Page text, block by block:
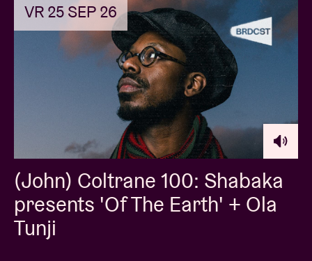
VR 25 SEP 26
(John) Coltrane 100: Shabaka
presents 'Of The Earth' + Ola
Tunji